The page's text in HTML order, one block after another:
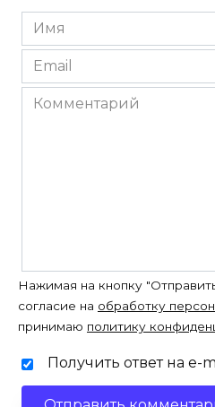
Имя
*
Email
*
Комментарий
Нажимая на кнопку
согласие на обработку
принимаю политику
Получить ответ на e-